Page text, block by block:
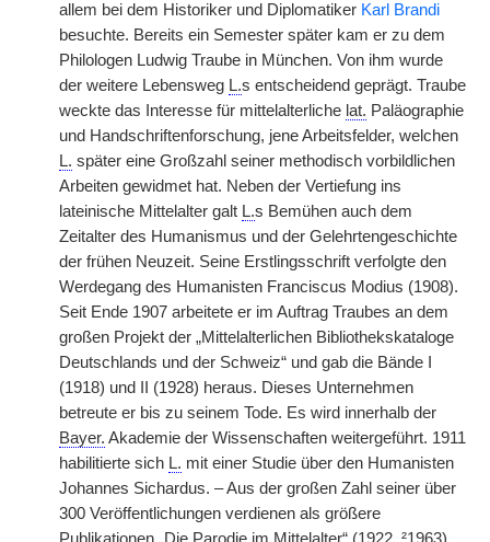
allem bei dem Historiker und Diplomatiker Karl Brandi
besuchte. Bereits ein Semester später kam er zu dem
Philologen Ludwig Traube in München. Von ihm wurde
der weitere Lebensweg L.s entscheidend geprägt. Traube
weckte das Interesse für mittelalterliche lat. Paläographie
und Handschriftenforschung, jene Arbeitsfelder, welchen
L. später eine Großzahl seiner methodisch vorbildlichen
Arbeiten gewidmet hat. Neben der Vertiefung ins
lateinische Mittelalter galt L.s Bemühen auch dem
Zeitalter des Humanismus und der Gelehrtengeschichte
der frühen Neuzeit. Seine Erstlingsschrift verfolgte den
Werdegang des Humanisten Franciscus Modius (1908).
Seit Ende 1907 arbeitete er im Auftrag Traubes an dem
großen Projekt der „Mittelalterlichen Bibliothekskataloge
Deutschlands und der Schweiz“ und gab die Bände I
(1918) und II (1928) heraus. Dieses Unternehmen
betreute er bis zu seinem Tode. Es wird innerhalb der
Bayer. Akademie der Wissenschaften weitergeführt. 1911
habilitierte sich L. mit einer Studie über den Humanisten
Johannes Sichardus. – Aus der großen Zahl seiner über
300 Veröffentlichungen verdienen als größere